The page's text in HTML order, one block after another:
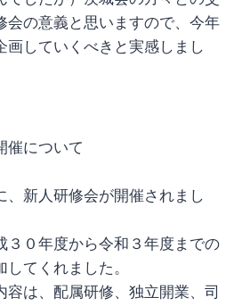
会の意義と思いますので、今年
画していくべきと実感しまし
催について
、新人研修会が開催されまし
３０年度から令和３年度までの
してくれました。
容は、配属研修、独立開業、司